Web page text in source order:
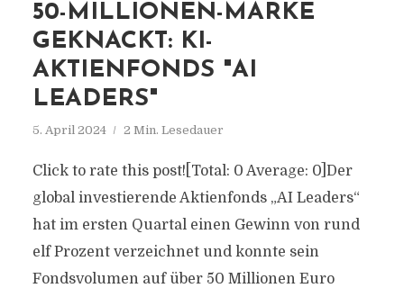
50-MILLIONEN-MARKE
GEKNACKT: KI-
AKTIENFONDS "AI
LEADERS"
5. April 2024 2 Min. Lesedauer
Click to rate this post![Total: 0 Average: 0]Der
global investierende Aktienfonds „AI Leaders“
hat im ersten Quartal einen Gewinn von rund
elf Prozent verzeichnet und konnte sein
Fondsvolumen auf über 50 Millionen Euro